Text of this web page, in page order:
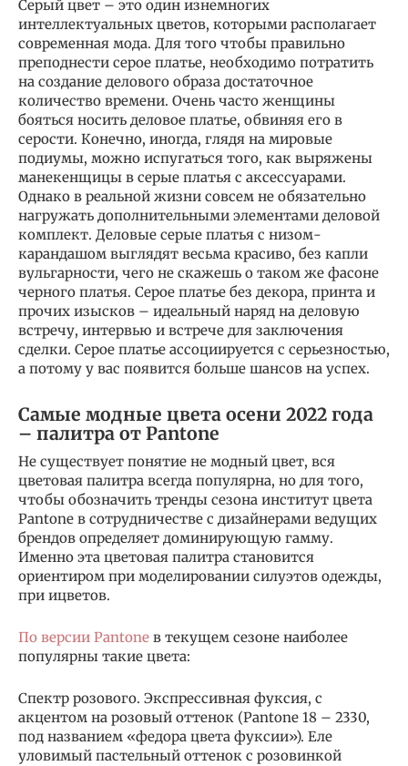
Серый цвет – это один изнемногих
интеллектуальных цветов, которыми располагает
современная мода. Для того чтобы правильно
преподнести серое платье, необходимо потратить
на создание делового образа достаточное
количество времени. Очень часто женщины
бояться носить деловое платье, обвиняя его в
серости. Конечно, иногда, глядя на мировые
подиумы, можно испугаться того, как выряжены
манекенщицы в серые платья с аксессуарами.
Однако в реальной жизни совсем не обязательно
нагружать дополнительными элементами деловой
комплект. Деловые серые платья с низом-
карандашом выглядят весьма красиво, без капли
вульгарности, чего не скажешь о таком же фасоне
черного платья. Серое платье без декора, принта и
прочих изысков – идеальный наряд на деловую
встречу, интервью и встрече для заключения
сделки. Серое платье ассоциируется с серьезностью,
а потому у вас появится больше шансов на успех.
Самые модные цвета осени 2022 года
– палитра от Pantone
Не существует понятие не модный цвет, вся
цветовая палитра всегда популярна, но для того,
чтобы обозначить тренды сезона институт цвета
Pantone в сотрудничестве с дизайнерами ведущих
брендов определяет доминирующую гамму.
Именно эта цветовая палитра становится
ориентиром при моделировании силуэтов одежды,
при ицветов.
По версии Pantone в текущем сезоне наиболее
популярны такие цвета:
Спектр розового. Экспрессивная фуксия, с
акцентом на розовый оттенок (Pantone 18 – 2330,
под названием «федора цвета фуксии»). Еле
уловимый пастельный оттенок с розовинкой